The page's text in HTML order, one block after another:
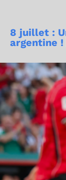
8 juillet :
argentine